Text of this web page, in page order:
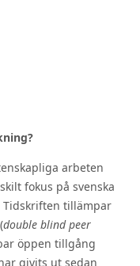
arbeten
fokus på svenska
Tidskriften tillämpar
double blind peer
öppen tillgång
givits ut sedan